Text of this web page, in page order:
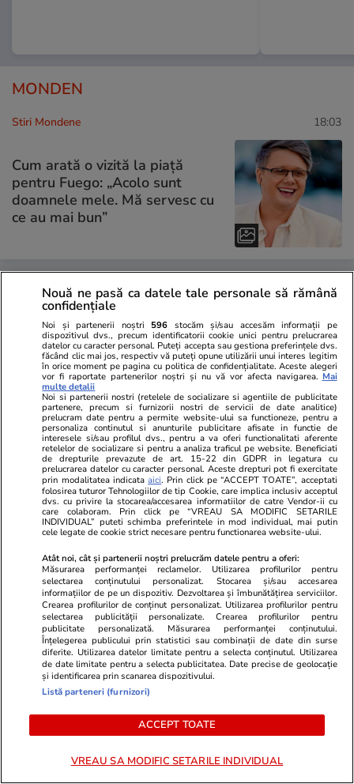
MONDEN
Stiri Mondene 18:03
Cum arată o vizită la piață
pentru Fuego: „Acolo sunt
doamnele mele. Mă servesc cu
ce au mai bun”
Stiri Mondene 18:00
„Insula Iubirii – Reuniuni” a
început pe 23 iulie. Tot ce
trebuie să știi despre show-ul
surpriză de la Antena 1
PARTENERI
TVMania.ro
A rupt tăcerea fără nicio rușine!
activitatea ei de pe platformele
pentru adulți: „Fac ce vreau, e
fața lui
Nouă ne pasă ca datele tale personale să rămână
confidențiale
Noi și partenerii noștri 596 stocăm și/sau accesăm informații pe
dispozitivul dvs., precum identificatorii cookie unici pentru prelucrarea
datelor cu caracter personal. Puteți accepta sau gestiona preferințele dvs.
făcând clic mai jos, respectiv vă puteți opune utilizării unui interes legitim
în orice moment pe pagina cu politica de confidențialitate. Aceste alegeri
vor fi raportate partenerilor noștri și nu vă vor afecta navigarea. Mai
multe detalii
Noi si partenerii nostri (retelele de socializare si agentiile de publicitate
partenere, precum si furnizorii nostri de servicii de date analitice)
prelucram date pentru a permite website-ului sa functioneze, pentru a
personaliza continutul si anunturile publicitare afisate in functie de
interesele si/sau profilul dvs., pentru a va oferi functionalitati aferente
retelelor de socializare si pentru a analiza traficul pe website. Beneficiati
de drepturile prevazute de art. 15-22 din GDPR in legatura cu
prelucrarea datelor cu caracter personal. Aceste drepturi pot fi exercitate
prin modalitatea indicataaici. Prin click pe “ACCEPT TOATE”, acceptati
folosirea tuturor Tehnologiilor de tip Cookie, care implica inclusiv acceptul
dvs. cu privire la stocarea/accesarea informatiilor de catre Vendor-ii cu
care colaboram. Prin click pe “VREAU SA MODIFIC SETARILE
INDIVIDUAL” puteti schimba preferintele in mod individual, mai putin
cele legate de cookie strict necesare pentru functionarea website-ului.
Atât noi, cât și partenerii noștri prelucrăm datele pentru a oferi:
Măsurarea performanței reclamelor. Utilizarea profilurilor pentru
selectarea conținutului personalizat. Stocarea și/sau accesarea
informațiilor de pe un dispozitiv. Dezvoltarea și îmbunătățirea serviciilor.
Crearea profilurilor de conținut personalizat. Utilizarea profilurilor pentru
selectarea publicității personalizate. Crearea profilurilor pentru
publicitate personalizată. Măsurarea performanței conținutului.
Înțelegerea publicului prin statistici sau combinații de date din surse
diferite. Utilizarea datelor limitate pentru a selecta conținutul. Utilizarea
de date limitate pentru a selecta publicitatea. Date precise de geolocație
și identificarea prin scanarea dispozitivului.
Listă parteneri (furnizori)
ACCEPT TOATE
VREAU SA MODIFIC SETARILE INDIVIDUAL